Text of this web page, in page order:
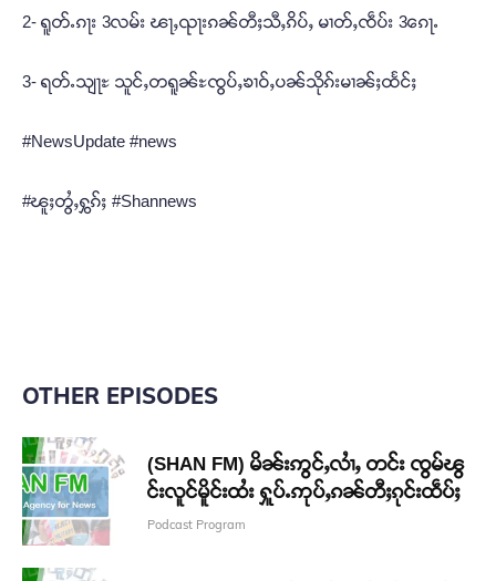
2- ရူတ်ႉၵႃး 3လမ်း ၽႃႇၺႃးၵၼ်တီႈသီႇၵိပ်ႇ မၢတ်ႇၸဵပ်း 3ၵေႃႉ
3- ရတ်ႉသျႃႊ သူင်ႇတရူၼ်ႊၸွပ်ႇၶၢဝ်ႇပၼ်သိုၵ်းမၢၼ်ႈထႅင်ႈ
#NewsUpdate #news
#ၽူႈတွႆႇႁွၵ်ႈ #Shannews
OTHER EPISODES
(SHAN FM) မိၼ်းဢွင်ႇလၢႆႇ တင်း ၸွမ်ၽွ
င်းလူင်မိူင်းထႆး ႁူပ်ႉဢုပ်ႇၵၼ်တီႈၵုင်းထဵပ်ႈ
Podcast Program